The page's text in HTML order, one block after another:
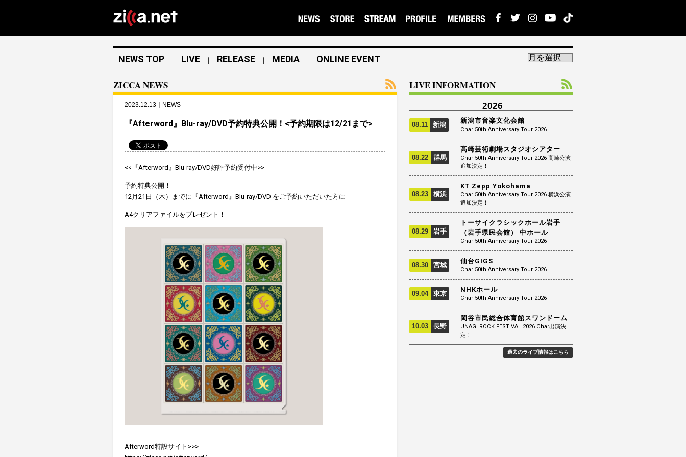
NEWS TOP ｜ LIVE ｜ RELEASE ｜ MEDIA ｜ ONLINE EVENT
ZICCA NEWS
2023.12.13｜NEWS
『Afterword』Blu-ray/DVD予約特典公開！<予約期限は12/21まで>
<<『Afterword』Blu-ray/DVD好評予約受付中>>
予約特典公開！
12月21日（木）までに『Afterword』Blu-ray/DVD をご予約いただいた方に
A4クリアファイルをプレゼント！
Afterword特設サイト>>>
LIVE INFORMATION
2026
08.11 新潟 新潟市音楽文化会館
Char 50th Anniversary Tour 2026
08.22 群馬
高崎芸術劇場スタジオシアター
Char 50th Anniversary Tour 2026 高崎公演
追加決定！
08.23 横浜
KT Zepp Yokohama
Char 50th Anniversary Tour 2026 横浜公演
追加決定！
08.29 岩手
トーサイクラシックホール岩手
（岩手県民会館） 中ホール
Char 50th Anniversary Tour 2026
08.30 宮城 仙台GIGS
Char 50th Anniversary Tour 2026
09.04 東京 NHKホール
Char 50th Anniversary Tour 2026
10.03 長野
岡谷市民総合体育館スワンドーム
UNAGI ROCK FESTIVAL 2026 Char出演決
定！
過去のライブ情報はこちら